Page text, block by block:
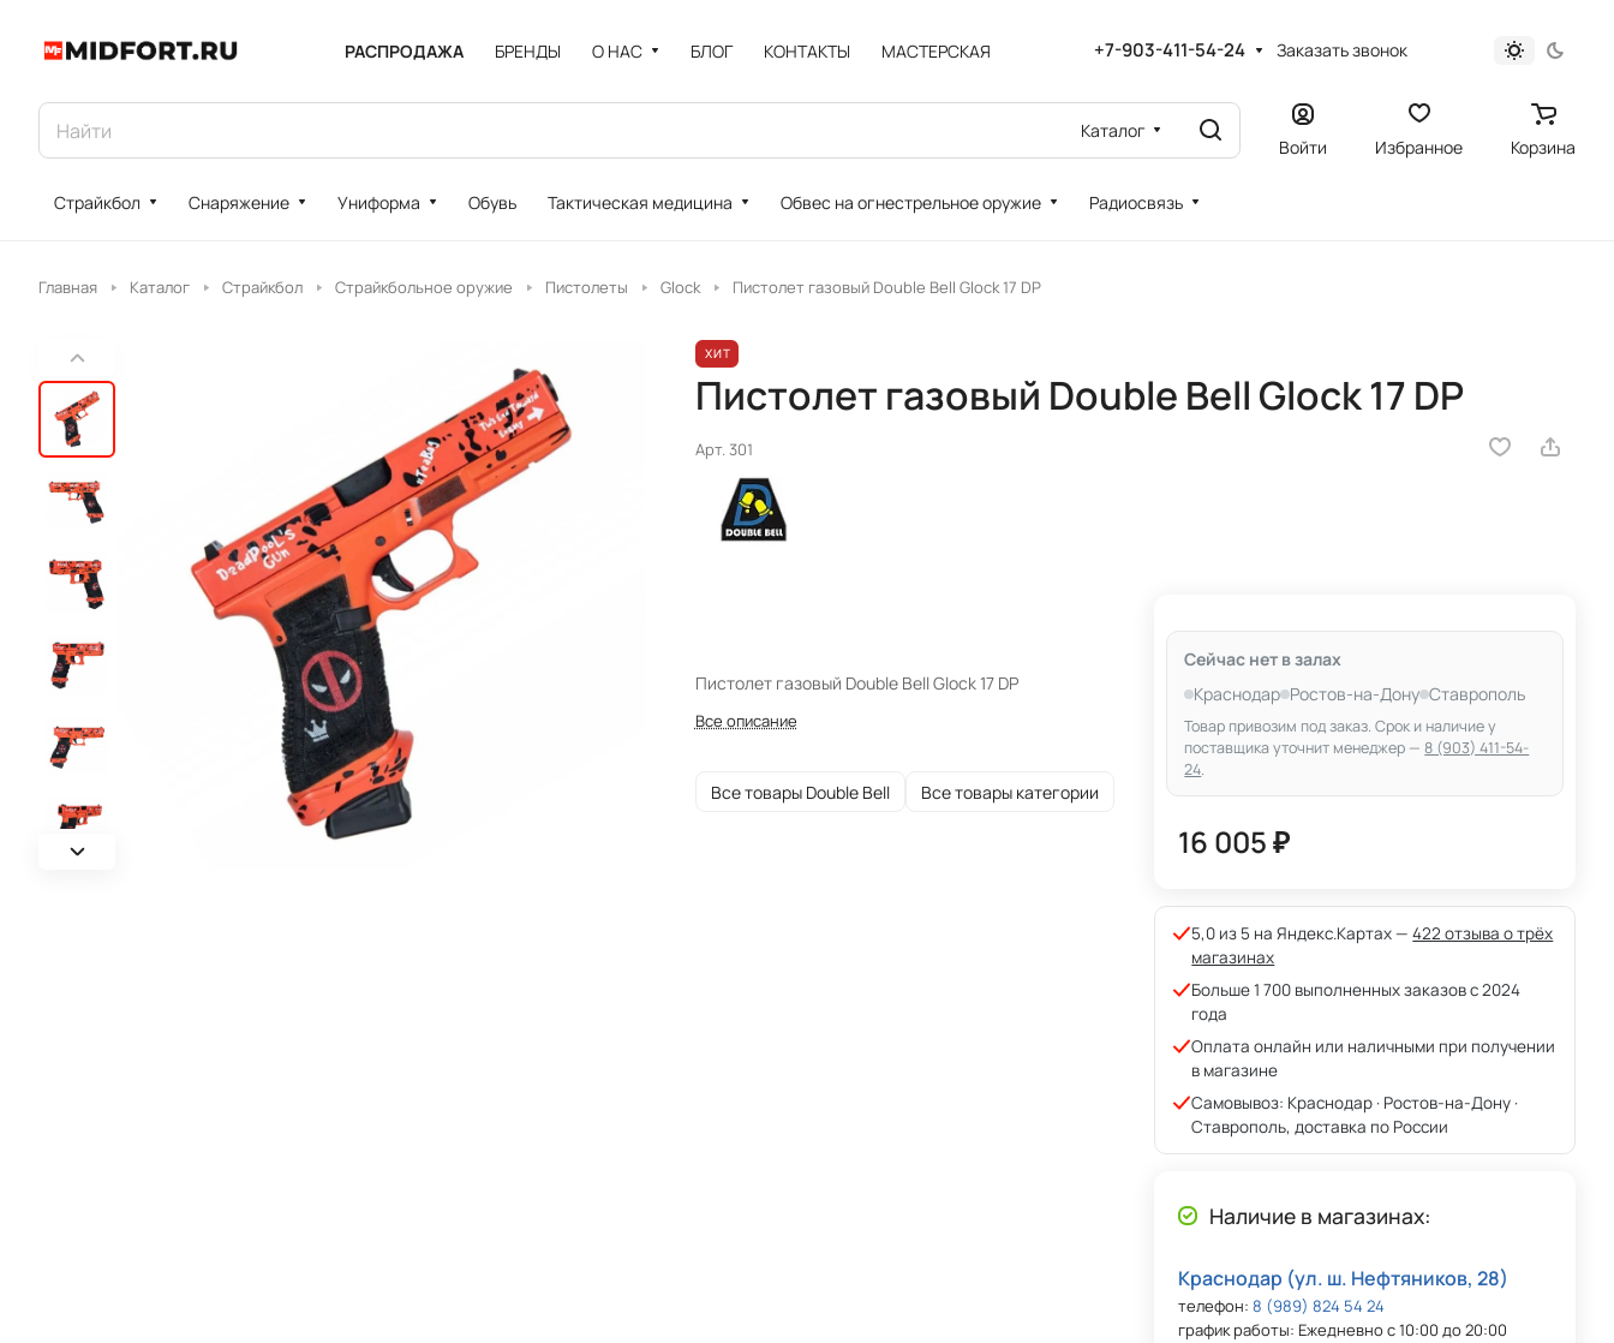
РАСПРОДАЖА БРЕНДЫ О НАС БЛОГ КОНТАКТЫ МАСТЕРСКАЯ +7-903-411-54-24 Заказать звонок
Каталог
Войти Избранное Корзина
Страйкбол Снаряжение Униформа Обувь Тактическая медицина Обвес на огнестрельное оружие Радиосвязь
Главная Каталог Страйкбол Страйкбольное оружие Пистолеты Glock Пистолет газовый Double Bell Glock 17 DP
ХИТ
Пистолет газовый Double Bell Glock 17 DP
Арт.301
Пистолет газовый Double Bell Glock 17 DP
Все описание
Все товары Double Bell Все товары категории
Сейчас нет в залах
Краснодар Ростов-на-Дону Ставрополь
Товар привозим под заказ. Срок и наличие у
поставщика уточнит менеджер —8 (903) 411-54-
24.
16 005 ₽
5,0 из 5 на Яндекс.Картах —422 отзыва о трёх
магазинах
Больше 1 700 выполненных заказов с 2024
года
Оплата онлайн или наличными при получении
в магазине
Самовывоз: Краснодар · Ростов-на-Дону ·
Ставрополь, доставка по России
Наличие в магазинах:
Краснодар (ул. ш. Нефтяников, 28)
телефон:8 (989) 824 54 24
график работы: Ежедневно с 10:00 до 20:00